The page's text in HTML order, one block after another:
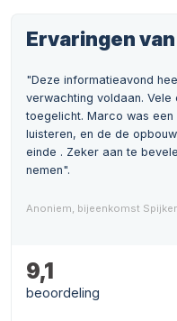
Ervaringen
"Deze informatieavond
verwachting voldaan. Vele
toegelicht. Marco was
luisteren, en de de
einde . Zeker aan te
nemen".
Anoniem, bijeenkomst
9,1
beoordeling